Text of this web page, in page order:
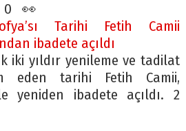
0 👀
Tarihi Fetih Camii
ibadete açıldı
iki yıldır yenileme ve tadilat
eden tarihi Fetih Camii,
yeniden ibadete açıldı. 2